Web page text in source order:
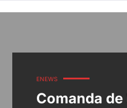
ENEWS
Comanda